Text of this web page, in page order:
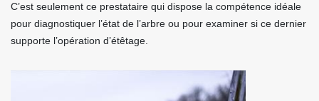
C’est seulement ce prestataire qui dispose la compétence idéale
pour diagnostiquer l’état de l’arbre ou pour examiner si ce dernier
supporte l’opération d’étêtage.